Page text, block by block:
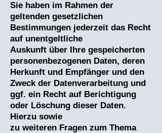
Sie haben im Rahmen der
geltenden gesetzlichen
Bestimmungen jederzeit das Recht
auf unentgeltliche
Auskunft über Ihre gespeicherten
personenbezogenen Daten, deren
Herkunft und Empfänger und den
Zweck der Datenverarbeitung und
ggf. ein Recht auf Berichtigung
oder Löschung dieser Daten.
Hierzu sowie
zu weiteren Fragen zum Thema